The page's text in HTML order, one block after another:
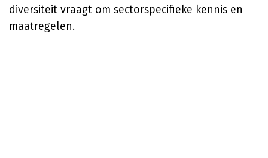
diversiteit vraagt om sectorspecifieke kennis en
maatregelen.